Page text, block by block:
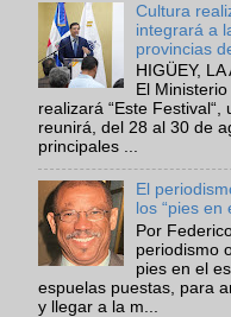
Cultura
integrará a
provincias
HIGÜEY,
El
realizará “Este Festival“,
reunirá, del 28 al 30 de
principales ...
El
los “pies en
Por
periodismo
pies en el
espuelas puestas, para
y llegar a la m...